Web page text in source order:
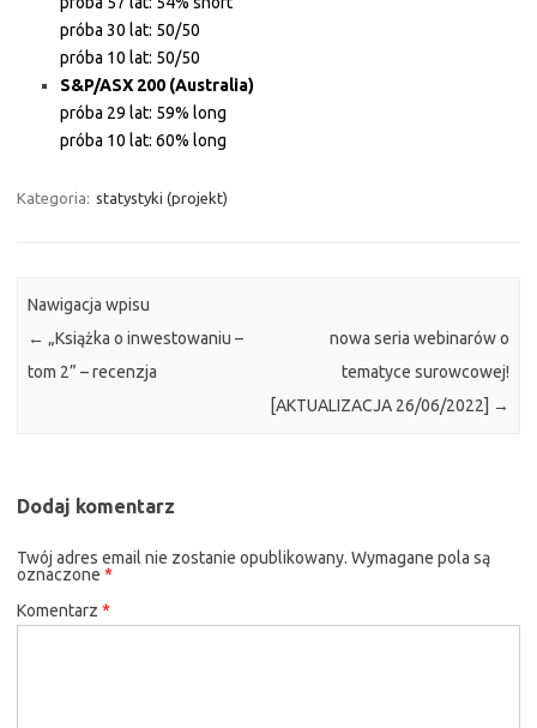
próba 30 lat: 50/50
próba 10 lat: 50/50
S&P/ASX 200 (Australia)
próba 29 lat: 59% long
próba 10 lat: 60% long
Kategoria: statystyki (projekt)
Nawigacja wpisu
← „Książka o inwestowaniu –
tom 2” – recenzja
nowa seria webinarów o
tematyce surowcowej!
[AKTUALIZACJA 26/06/2022] →
Dodaj komentarz
Twój adres email nie zostanie opublikowany. Wymagane pola są
oznaczone *
Komentarz *